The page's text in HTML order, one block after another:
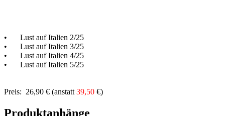
•
Lust auf Italien 2/25
•
Lust auf Italien 3/25
•
Lust auf Italien 4/25
•
Lust auf Italien 5/25
Preis: 26,90 € (anstatt 39,50 €)
Produktanhänge